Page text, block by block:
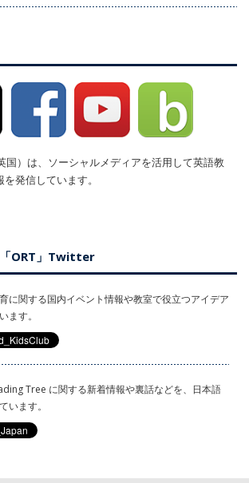
国）は、ソーシャルメディアを活用して英語教
発信しています。
「ORT」Twitter
に関する国内イベント情報や教室で役立つアイデア
ます。
Tree に関する新着情報や裏話などを、日本語
います。